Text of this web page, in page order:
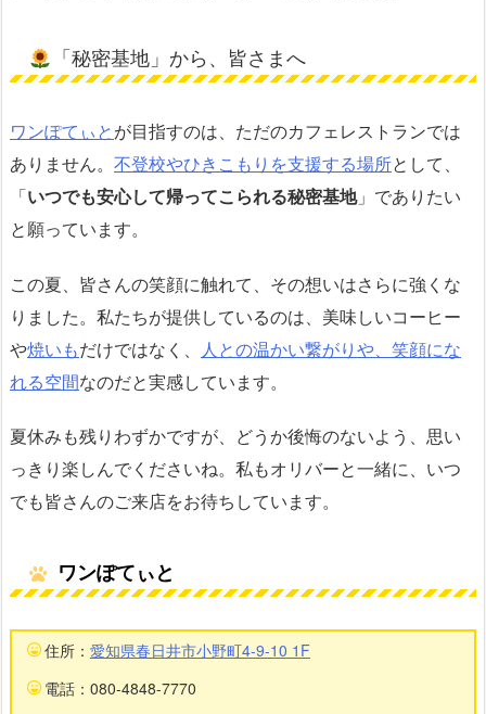
「秘密基地」から、皆さまへ
ワンぽてぃとが目指すのは、ただのカフェレストランでは
ありません。 不登校やひきこもりを支援する場所として、
「いつでも安心して帰ってこられる秘密基地」でありたい
と願っています。
この夏、皆さんの笑顔に触れて、その想いはさらに強くな
りました。私たちが提供しているのは、美味しいコーヒー
や焼いもだけではなく、 人との温かい繋がりや、笑顔にな
れる空間なのだと実感しています。
夏休みも残りわずかですが、どうか後悔のないよう、思い
っきり楽しんでくださいね。私もオリバーと一緒に、いつ
でも皆さんのご来店をお待ちしています。
ワンぽてぃと
住所： 愛知県春日井市小野町4-9-10 1F
電話：080-4848-7770